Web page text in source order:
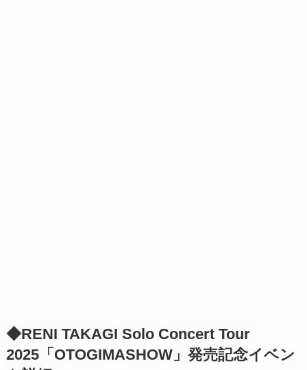
◆RENI TAKAGI Solo Concert Tour
2025「OTOGIMASHOW」発売記念イベン